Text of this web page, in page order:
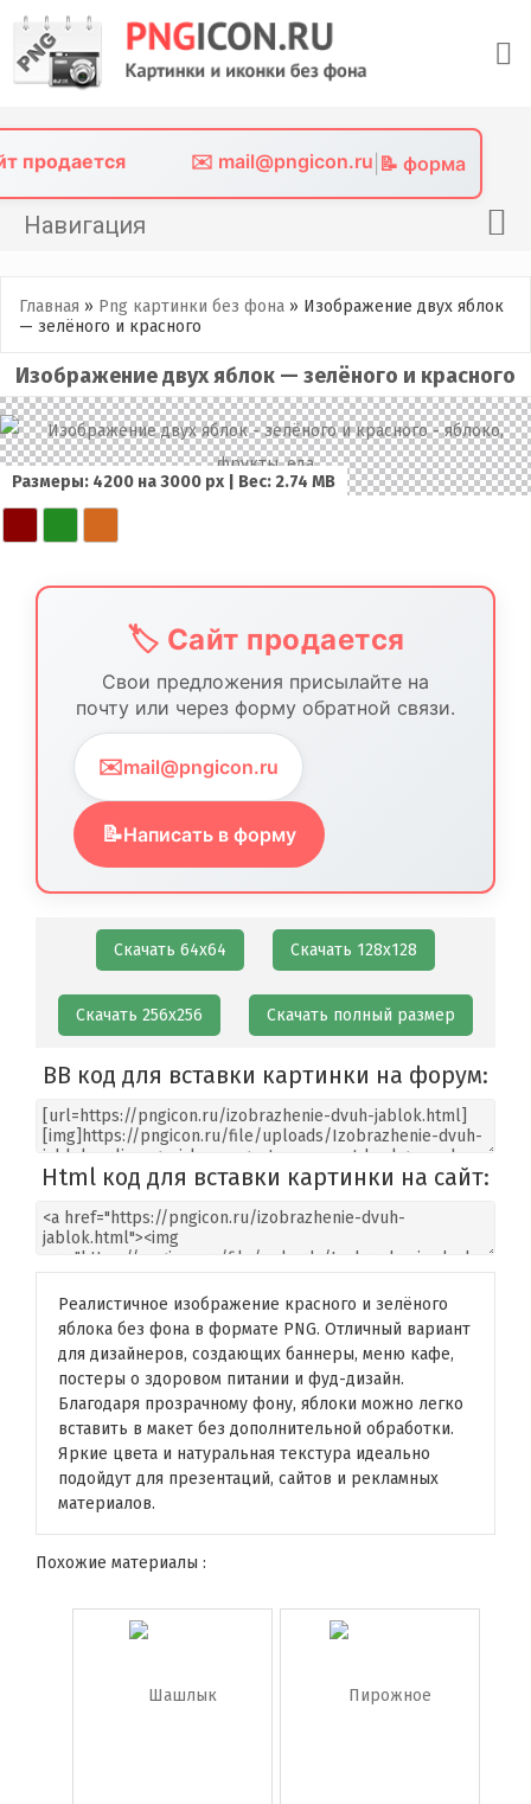
content
продается ✉️ mail@pngicon.ru 📝 форма
Навигация
Png иконки
Фото без фона
Контакты
Главная » Png картинки без фона » Изображение двух яблок
— зелёного и красного
Изображение двух яблок — зелёного и красного
Размеры: 4200 на 3000 px | Вес: 2.74 MB
🏷️ Сайт продается
Свои предложения присылайте на
почту или через форму обратной связи.
✉️mail@pngicon.ru
📝Написать в форму
Скачать 64х64 Скачать 128х128
Скачать 256х256 Скачать полный размер
BB код для вставки картинки на форум:
Html код для вставки картинки на сайт:
Реалистичное изображение красного и зелёного
яблока без фона в формате PNG. Отличный вариант
для дизайнеров, создающих баннеры, меню кафе,
постеры о здоровом питании и фуд-дизайн.
Благодаря прозрачному фону, яблоки можно легко
вставить в макет без дополнительной обработки.
Яркие цвета и натуральная текстура идеально
подойдут для презентаций, сайтов и рекламных
материалов.
Похожие материалы :